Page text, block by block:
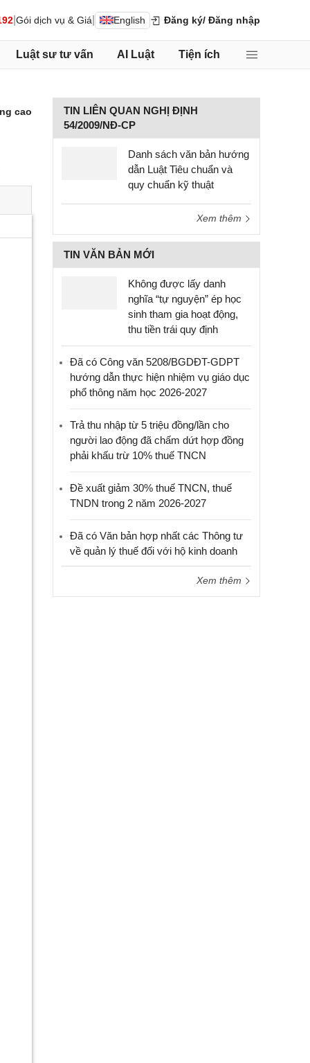
Gói dịch vụ & Giá English Đăng ký/ Đăng nhập
Luật sư tư vấn AI Luật Tiện ích
cao
TIN LIÊN QUAN NGHỊ ĐỊNH
54/2009/NĐ-CP
Danh sách văn bản hướng
dẫn Luật Tiêu chuẩn và
quy chuẩn kỹ thuật
Xem thêm
TIN VĂN BẢN MỚI
Không được lấy danh
nghĩa “tự nguyện” ép học
sinh tham gia hoạt động,
thu tiền trái quy định
Đã có Công văn 5208/BGDĐT-GDPT
hướng dẫn thực hiện nhiệm vụ giáo dục
phổ thông năm học 2026-2027
Trả thu nhập từ 5 triệu đồng/lần cho
người lao động đã chấm dứt hợp đồng
phải khấu trừ 10% thuế TNCN
Đề xuất giảm 30% thuế TNCN, thuế
TNDN trong 2 năm 2026-2027
Đã có Văn bản hợp nhất các Thông tư
về quản lý thuế đối với hộ kinh doanh
Xem thêm